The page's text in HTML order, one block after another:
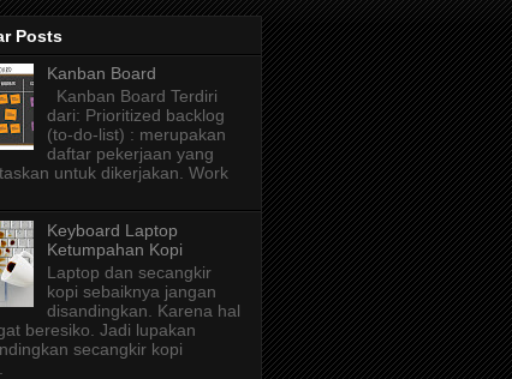
Posts
Kanban Board
Kanban Board Terdiri
dari: Prioritized backlog
(to-do-list) : merupakan
daftar pekerjaan yang
untuk dikerjakan. Work
Keyboard Laptop
Ketumpahan Kopi
Laptop dan secangkir
kopi sebaiknya jangan
disandingkan. Karena hal
beresiko. Jadi lupakan
secangkir kopi